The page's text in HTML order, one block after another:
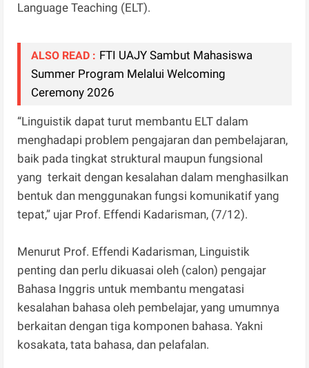
Language Teaching (ELT).
ALSO READ : FTI UAJY Sambut Mahasiswa
Summer Program Melalui Welcoming
Ceremony 2026
“Linguistik dapat turut membantu ELT dalam
menghadapi problem pengajaran dan pembelajaran,
baik pada tingkat struktural maupun fungsional
yang terkait dengan kesalahan dalam menghasilkan
bentuk dan menggunakan fungsi komunikatif yang
tepat,” ujar Prof. Effendi Kadarisman, (7/12).
Menurut Prof. Effendi Kadarisman, Linguistik
penting dan perlu dikuasai oleh (calon) pengajar
Bahasa Inggris untuk membantu mengatasi
kesalahan bahasa oleh pembelajar, yang umumnya
berkaitan dengan tiga komponen bahasa. Yakni
kosakata, tata bahasa, dan pelafalan.